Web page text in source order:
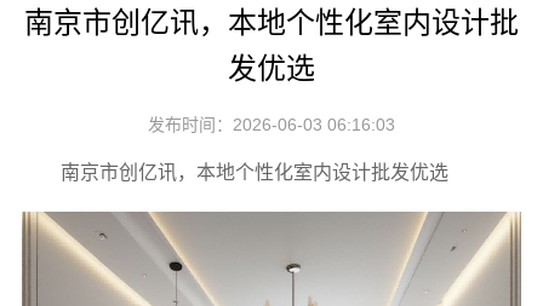
南京市创亿讯，本地个性化室内设计批
发优选
发布时间：2026-06-03 06:16:03
南京市创亿讯，本地个性化室内设计批发优选